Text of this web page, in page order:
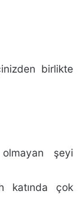
birlikte
şeyi
katında çok